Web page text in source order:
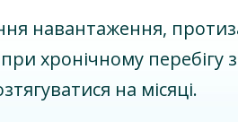
навантаження,
хронічному
на місяці.